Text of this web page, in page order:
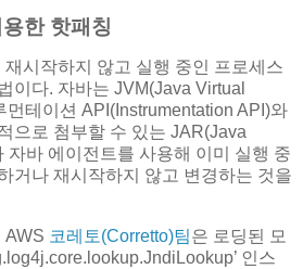
한 핫패칭
시작하지 않고 실행 중인 프로세스
이다. 자바는 JVM(Java Virtual
먼테이션 API(Instrumentation API)와
으로 첨부할 수 있는 JAR(Java
자바 에이전트를 사용해 이미 실행 중
거나 재시작하지 않고 변경하는 것을
AWS 코레토(Corretto)팀은 로딩된 모
인스